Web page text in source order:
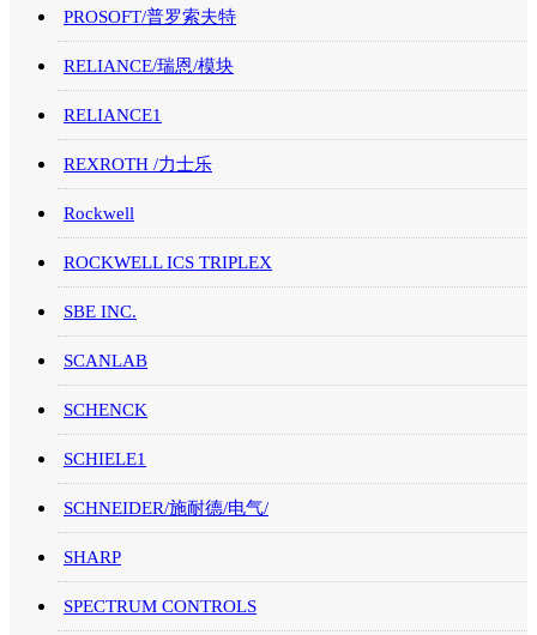
PROSOFT/普罗索夫特
RELIANCE/瑞恩/模块
RELIANCE1
REXROTH /力士乐
Rockwell
ROCKWELL ICS TRIPLEX
SBE INC.
SCANLAB
SCHENCK
SCHIELE1
SCHNEIDER/施耐德/电气/
SHARP
SPECTRUM CONTROLS